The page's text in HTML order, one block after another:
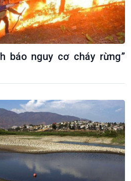
Theo dòng Thời sự
báo nguy cơ cháy rừng”